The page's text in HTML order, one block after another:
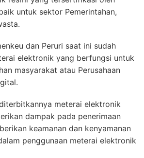
untuk sektor Pemerintahan,
dan Peruri saat ini sudah
elektronik yang berfungsi untuk
masyarakat atau Perusahaan
meterai elektronik
dampak pada penerimaan
keamanan dan kenyamanan
penggunaan meterai elektronik